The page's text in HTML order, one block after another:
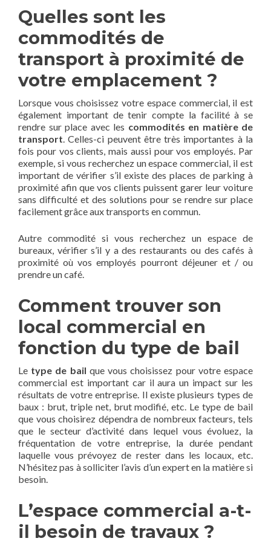
Quelles sont les
commodités de
transport à proximité de
votre emplacement ?
Lorsque vous choisissez votre espace commercial, il est
également important de tenir compte la facilité à se
rendre sur place avec les commodités en matière de
transport . Celles-ci peuvent être très importantes à la
fois pour vos clients, mais aussi pour vos employés. Par
exemple, si vous recherchez un espace commercial, il est
important de vérifier s’il existe des places de parking à
proximité afin que vos clients puissent garer leur voiture
sans difficulté et des solutions pour se rendre sur place
facilement grâce aux transports en commun.
Autre commodité si vous recherchez un espace de
bureaux, vérifier s’il y a des restaurants ou des cafés à
proximité où vos employés pourront déjeuner et / ou
prendre un café.
Comment trouver son
local commercial en
fonction du type de bail
Le type de bail que vous choisissez pour votre espace
commercial est important car il aura un impact sur les
résultats de votre entreprise. Il existe plusieurs types de
baux : brut, triple net, brut modifié, etc. Le type de bail
que vous choisirez dépendra de nombreux facteurs, tels
que le secteur d’activité dans lequel vous évoluez, la
fréquentation de votre entreprise, la durée pendant
laquelle vous prévoyez de rester dans les locaux, etc.
N’hésitez pas à solliciter l’avis d’un expert en la matière si
besoin.
L’espace commercial a-t-
il besoin de travaux ?